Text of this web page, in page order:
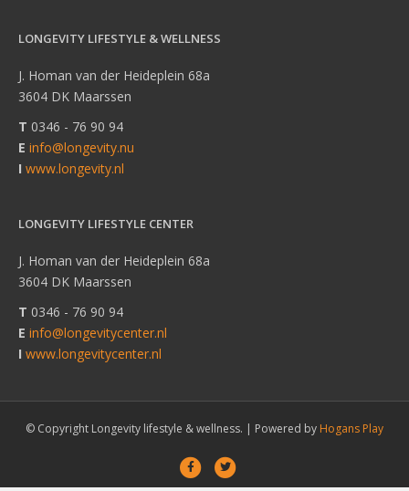
LONGEVITY LIFESTYLE & WELLNESS
J. Homan van der Heideplein 68a
3604 DK Maarssen
T 0346 - 76 90 94
E info@longevity.nu
I www.longevity.nl
LONGEVITY LIFESTYLE CENTER
J. Homan van der Heideplein 68a
3604 DK Maarssen
T 0346 - 76 90 94
E info@longevitycenter.nl
I www.longevitycenter.nl
© Copyright Longevity lifestyle & wellness. | Powered by Hogans Play
FacebookTwitter